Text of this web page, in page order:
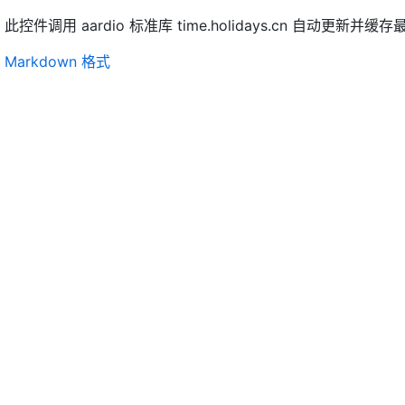
此控件调用 aardio 标准库 time.holidays.cn 自动更新并缓存最
Markdown 格式